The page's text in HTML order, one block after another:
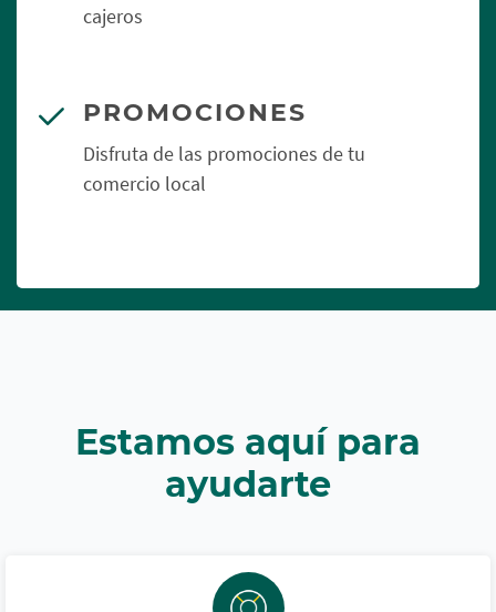
cajeros
PROMOCIONES
Disfruta de las promociones de tu
comercio local
Estamos aquí para
ayudarte